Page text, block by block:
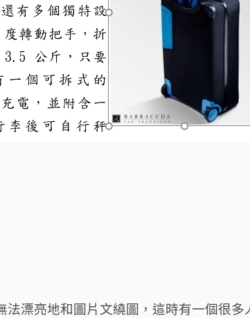
法漂亮地和圖片文繞圖，這時有一個很多